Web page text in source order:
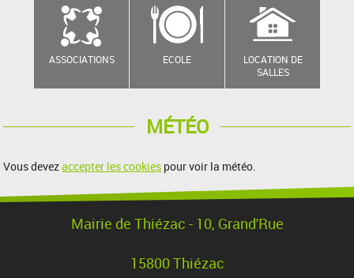
ASSOCIATIONS ECOLE
LOCATION DE
SALLES
MÉTÉO
Vous devezaccepter les cookies pour voir la météo.
Mairie de Thiézac - 10, Grand'Rue
15800 Thiézac